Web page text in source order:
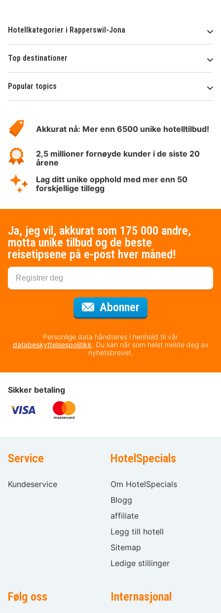
Hotellkategorier i Rapperswil-Jona
Top destinationer
Popular topics
Hotelspecials
Akkurat nå: Mer enn 6500 unike hotelltilbud!
2,5 millioner fornøyde kunder i de siste 20
årene
Lag ditt unike opphold med mer enn 50
forskjellige tillegg
Ja, jeg vil, akkurat som 175 000 andre,
motta unike tilbud og de beste
reisetipsene på e-post hver måned!
Abonner
Personlige data håndteres i henhold til vår
databeskyttelsespolitikk. Du kan når som helst melde deg av
nyhetsbrevet.
Sikker betaling
Service
Kundeservice
HotelSpecials
Om HotelSpecials
Blogg
affiliate
Legg till hotell
Sitemap
Ledige stillinger
Følg oss Internasjonal